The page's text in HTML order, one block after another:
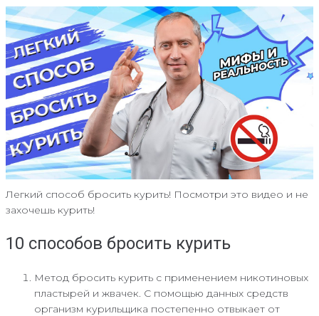
Легкий способ бросить курить! Посмотри это видео и не
захочешь курить!
10 способов бросить курить
Метод бросить курить с применением никотиновых
пластырей и жвачек. С помощью данных средств
организм курильщика постепенно отвыкает от